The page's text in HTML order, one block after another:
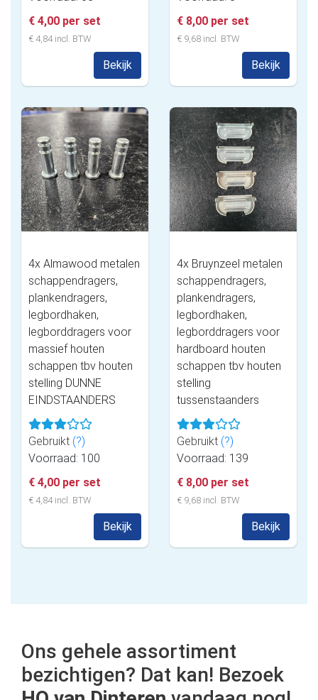
€ 4,00 per set
€ 4,84 incl. BTW
Bekijk
€ 8,00 per set
€ 9,68 incl. BTW
Bekijk
4x Almawood metalen
schappendragers,
plankendragers,
legbordhaken,
legborddragers voor
massief houten
schappen tbv houten
stelling DUNNE
EINDSTAANDERS
Gebruikt (?)
Voorraad: 100
€ 4,00 per set
€ 4,84 incl. BTW
Bekijk
4x Bruynzeel metalen
schappendragers,
plankendragers,
legbordhaken,
legborddragers voor
hardboard houten
schappen tbv houten
stelling
tussenstaanders
Gebruikt (?)
Voorraad: 139
€ 8,00 per set
€ 9,68 incl. BTW
Bekijk
Ons gehele assortiment
bezichtigen? Dat kan! Bezoek